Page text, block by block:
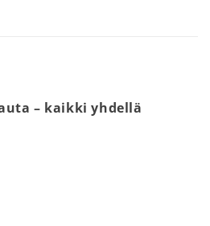
– kaikki yhdellä